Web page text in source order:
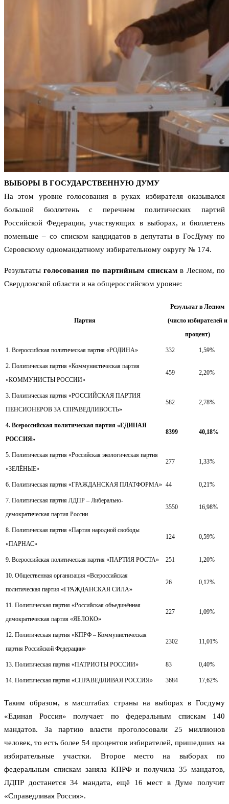
ВЫБОРЫ В ГОСУДАРСТВЕННУЮ ДУМУ
На этом уровне голосования в руках избирателя оказывался
большой бюллетень с перечнем политических партий
Российской Федерации, участвующих в выборах, и бюллетень
поменьше – со списком кандидатов в депутаты в ГосДуму по
Серовскому одномандатному избирательному округу № 174.
Результатыголосования по партийным спискамв Лесном, по
Свердловской области и на общероссийском уровне:
Партия
Результат в Лесном
(число избирателей и
процент)
1. Всероссийская политическая партия «РОДИНА» 332 1,59%
2. Политическая партия «Коммунистическая партия
«КОММУНИСТЫ РОССИИ»
459 2,20%
3. Политическая партия «РОССИЙСКАЯ ПАРТИЯ
ПЕНСИОНЕРОВ ЗА СПРАВЕДЛИВОСТЬ»
582 2,78%
4. Всероссийская политическая партия «ЕДИНАЯ
РОССИЯ»
8399 40,18%
5. Политическая партия «Российская экологическая партия
«ЗЕЛЁНЫЕ»
277 1,33%
6. Политическая партия «ГРАЖДАНСКАЯ ПЛАТФОРМА» 44 0,21%
7. Политическая партия ЛДПР – Либерально-
демократическая партия России
3550 16,98%
8. Политическая партия «Партия народной свободы
«ПАРНАС»
124 0,59%
9. Всероссийская политическая партия «ПАРТИЯ РОСТА» 251 1,20%
10. Общественная организация «Всероссийская
политическая партия «ГРАЖДАНСКАЯ СИЛА»
26 0,12%
11. Политическая партия «Российская объединённая
демократическая партия «ЯБЛОКО»
227 1,09%
12. Политическая партия «КПРФ – Коммунистическая
партия Российской Федерации»
2302 11,01%
13. Политическая партия «ПАТРИОТЫ РОССИИ» 83 0,40%
14. Политическая партия «СПРАВЕДЛИВАЯ РОССИЯ» 3684 17,62%
Таким образом, в масштабах страны на выборах в Госдуму
«Единая Россия» получает по федеральным спискам 140
мандатов. За партию власти проголосовали 25 миллионов
человек, то есть более 54 процентов избирателей, пришедших на
избирательные участки. Второе место на выборах по
федеральным спискам заняла КПРФ и получила 35 мандатов,
ЛДПР достанется 34 мандата, ещё 16 мест в Думе получит
«Справедливая Россия».